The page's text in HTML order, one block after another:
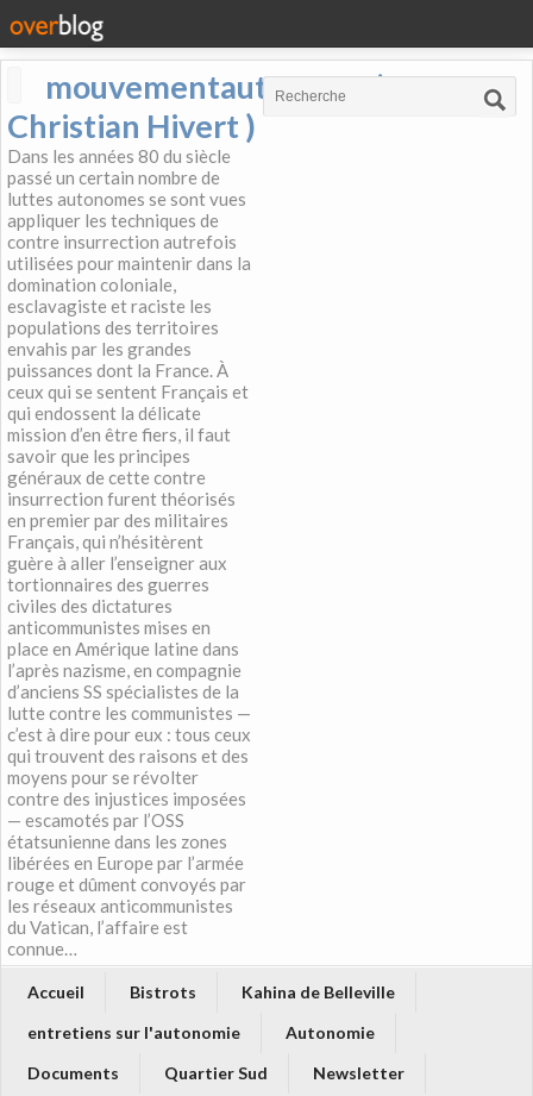
mouvementautonome (
Christian Hivert )
Dans les années 80 du siècle
passé un certain nombre de
luttes autonomes se sont vues
appliquer les techniques de
contre insurrection autrefois
utilisées pour maintenir dans la
domination coloniale,
esclavagiste et raciste les
populations des territoires
envahis par les grandes
puissances dont la France. À
ceux qui se sentent Français et
qui endossent la délicate
mission d’en être fiers, il faut
savoir que les principes
généraux de cette contre
insurrection furent théorisés
en premier par des militaires
Français, qui n’hésitèrent
guère à aller l’enseigner aux
tortionnaires des guerres
civiles des dictatures
anticommunistes mises en
place en Amérique latine dans
l’après nazisme, en compagnie
d’anciens SS spécialistes de la
lutte contre les communistes —
c’est à dire pour eux : tous ceux
qui trouvent des raisons et des
moyens pour se révolter
contre des injustices imposées
— escamotés par l’OSS
étatsunienne dans les zones
libérées en Europe par l’armée
rouge et dûment convoyés par
les réseaux anticommunistes
du Vatican, l’affaire est
connue…
Accueil Bistrots
Kahina de Belleville
entretiens sur l'autonomie
Autonomie
Documents
Quartier Sud
Newsletter